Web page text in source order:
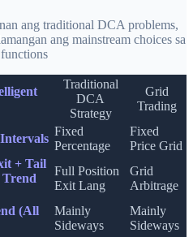
ang traditional DCA problems,
ang mainstream choices sa
Traditional
DCA
Strategy
Grid
Trading
Fixed
Percentage
Fixed
Price Grid
+ Tail
Trend
Full Position
Exit Lang
Grid
Arbitrage
(All
Mainly
Sideways
Mainly
Sideways